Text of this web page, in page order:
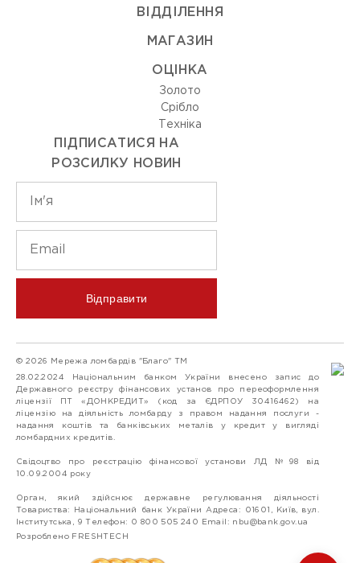
ВIДДIЛЕННЯ
МАГАЗИН
ОЦIНКА
Золото
Срiбло
Технiка
ПІДПИСАТИСЯ НА
РОЗСИЛКУ НОВИН
Відправити
© 2026 Мережа ломбардів "Благо" ТМ
28.02.2024 Національним банком України внесено запис до
Державного реєстру фінансових установ про переоформлення
ліцензії ПТ «ДОНКРЕДИТ» (код за ЄДРПОУ 30416462) на
ліцензію на діяльність ломбарду з правом надання послуги -
надання коштів та банківських металів у кредит у вигляді
ломбардних кредитів.
Свідоцтво про реєстрацію фінансової установи ЛД №98 від
10.09.2004 року
Орган, який здійснює державне регулювання діяльності
Товариства: Національний банк України Адреса: 01601, Київ, вул.
Інститутська, 9 Телефон: 0 800 505 240 Email: nbu@bank.gov.ua
Розроблено FRESHTECH